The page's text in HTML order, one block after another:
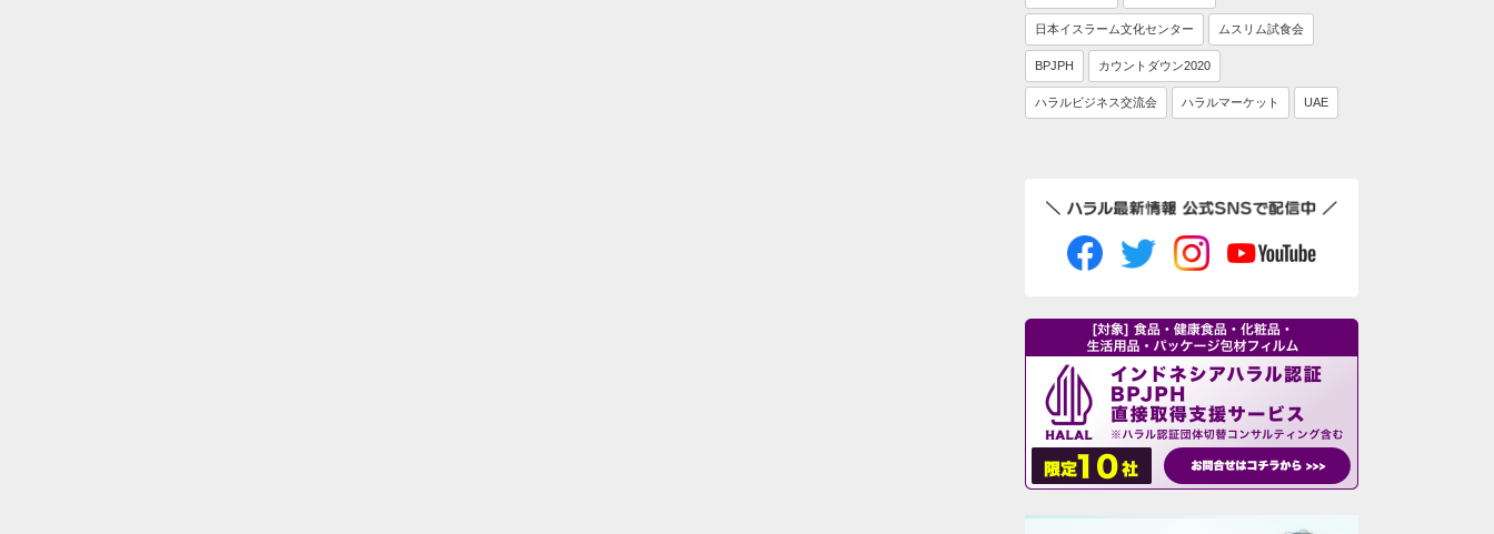
日本イスラーム文化センター ムスリム試食会
BPJPH カウントダウン2020
ハラルビジネス交流会 ハラルマーケット UAE